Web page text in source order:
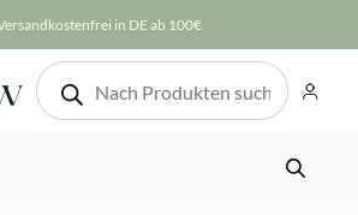
in DE ab 100€
Products
search